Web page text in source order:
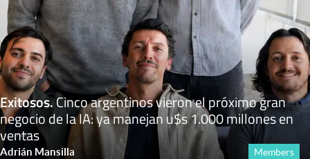
Exitosos.Cinco argentinos vieron el próximo gran
negocio de la IA: ya manejan u$s 1.000 millones en
ventas
Adrián Mansilla Members